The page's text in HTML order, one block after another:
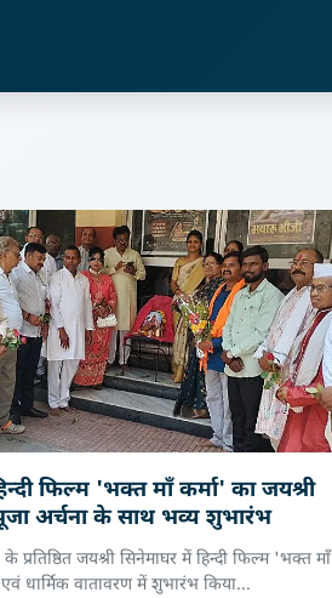
फिल्म 'भक्त माँ कर्मा' का जयश्री
अर्चना के साथ भव्य शुभारंभ
प्रतिष्ठित जयश्री सिनेमाघर में हिन्दी फिल्म 'भक्त माँ
धार्मिक वातावरण में शुभारंभ किया...